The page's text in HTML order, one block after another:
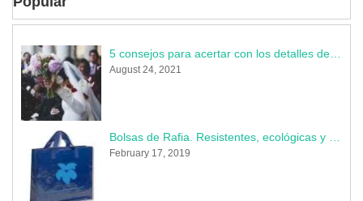
August 24, 2021
February 17, 2019